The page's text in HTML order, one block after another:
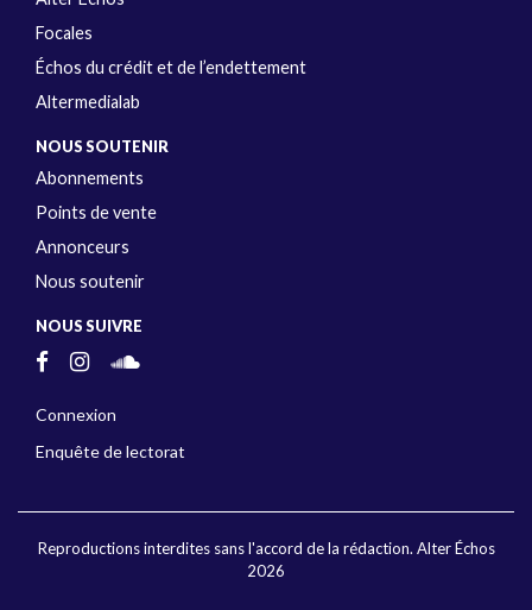
Focales
Échos du crédit et de l’endettement
Altermedialab
NOUS SOUTENIR
Abonnements
Points de vente
Annonceurs
Nous soutenir
NOUS SUIVRE
Connexion
Enquête de lectorat
Reproductions interdites sans l'accord de la rédaction. Alter Échos
2026